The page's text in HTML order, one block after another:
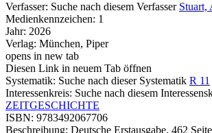
Verfasser: Suche nach diesem Verfasser Stuart,
Medienkennzeichen: 1
Jahr: 2026
Verlag: München, Piper
opens in new tab
Diesen Link in neuem Tab öffnen
Systematik: Suche nach dieser Systematik R 11
Interessenkreis: Suche nach diesem
ZEITGESCHICHTE
ISBN: 9783492067706
Beschreibung: Deutsche Erstausgabe, 462